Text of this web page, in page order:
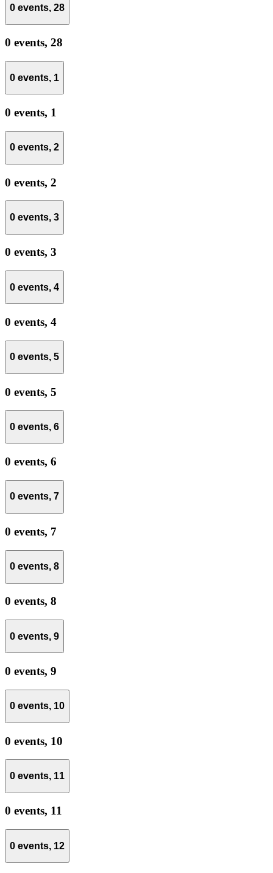
0 events, 28
0 events, 28
0 events, 1
0 events, 1
0 events, 2
0 events, 2
0 events, 3
0 events, 3
0 events, 4
0 events, 4
0 events, 5
0 events, 5
0 events, 6
0 events, 6
0 events, 7
0 events, 7
0 events, 8
0 events, 8
0 events, 9
0 events, 9
0 events, 10
0 events, 10
0 events, 11
0 events, 11
0 events, 12